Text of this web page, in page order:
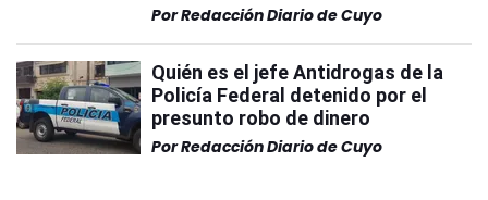
PorRedacción Diario de Cuyo
Quién es el jefe Antidrogas de la
Policía Federal detenido por el
presunto robo de dinero
PorRedacción Diario de Cuyo